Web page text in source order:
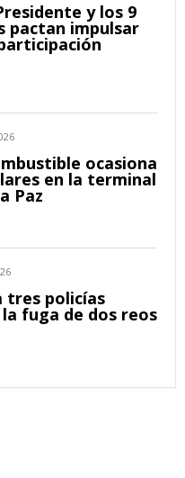
y los 9
pactan impulsar
ocasiona
en la terminal
Paz
tres policías
fuga de dos reos